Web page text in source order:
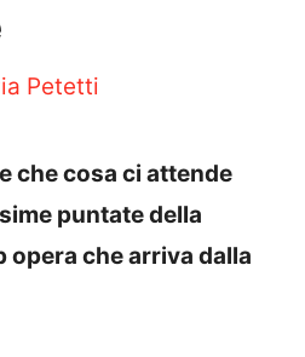
Petetti
che cosa ci attende
puntate della
opera che arriva dalla